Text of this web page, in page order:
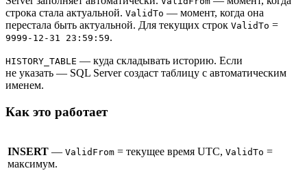
строка стала актуальной. ValidTo — момент, когда она
перестала быть актуальной. Для текущих строк ValidTo =
9999-12-31 23:59:59.
HISTORY_TABLE — куда складывать историю. Если
не указать — SQL Server создаст таблицу с автоматическим
именем.
Как это работает
INSERT — ValidFrom = текущее время UTC, ValidTo =
максимум.